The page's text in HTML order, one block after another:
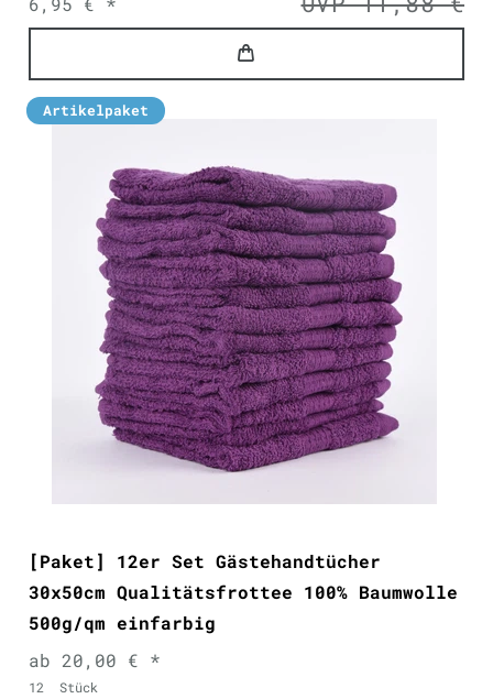
Artikelpaket
[Paket] 12er Set Gästehandtücher
30x50cm Qualitätsfrottee 100% Baumwolle
500g/qm einfarbig
ab 20,00 € *
12 Stück